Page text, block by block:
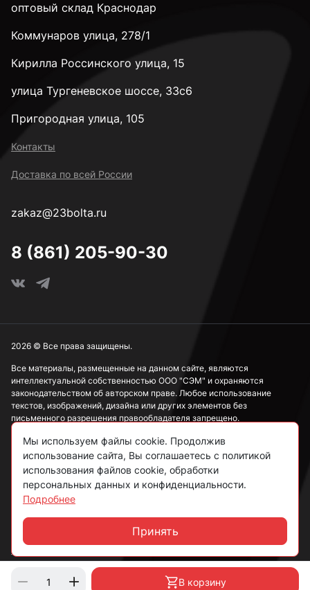
В корзину
оптовый склад Краснодар
Коммунаров улица, 278/1
Кирилла Россинского улица, 15
улица Тургеневское шоссе, 33с6
Пригородная улица, 105
Контакты
Доставка по всей России
zakaz@23bolta.ru
8 (861) 205-90-30
Все материалы, размещенные на данном сайте, являются
интеллектуальной собственностью ООО "СЭМ" и охраняются
законодательством об авторском праве. Любое использование
текстов, изображений, дизайна или других элементов без
письменного разрешения правообладателя запрещено.
Информация, представленная на сайте, носит исключительно
ознакомительный характер и не может рассматриваться как
публичная оферта в соответствии со ст. 437 ГК РФ.
Политика конфиденциальности
Согласие на обработку данных
Пользовательское соглашение
2026 © Все права защищены.
Мы используем файлы cookie. Продолжив
использование сайта, Вы соглашаетесь с политикой
использования файлов cookie, обработки
персональных данных и конфиденциальности.
Подробнее
Принять
Чат